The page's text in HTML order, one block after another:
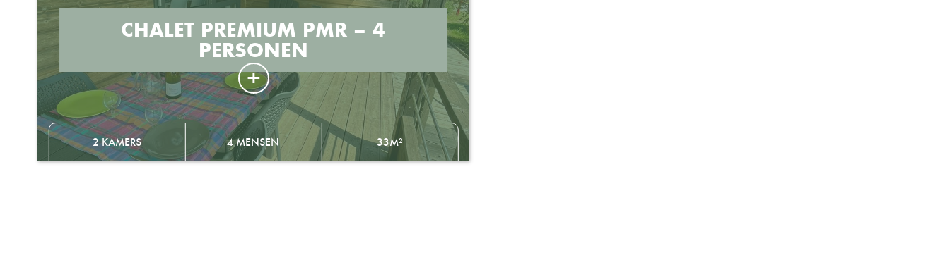
CHALET PREMIUM PMR – 4
PERSONEN
2 KAMERS 4 MENSEN 33M²